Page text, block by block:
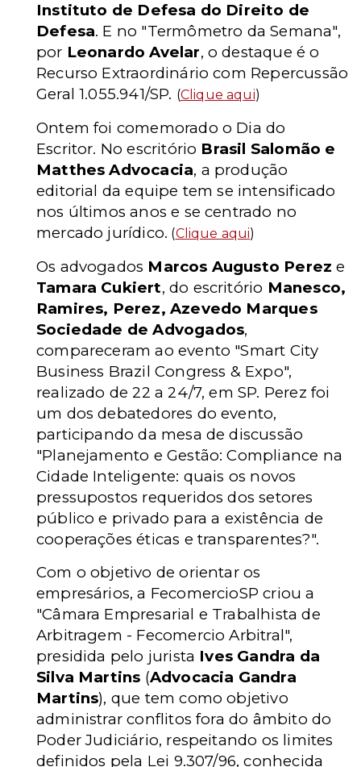
Instituto de Defesa do Direito de
Defesa. E no "Termômetro da Semana",
por Leonardo Avelar, o destaque é o
Recurso Extraordinário com Repercussão
Geral 1.055.941/SP. (Clique aqui)
Ontem foi comemorado o Dia do
Escritor. No escritório Brasil Salomão e
Matthes Advocacia, a produção
editorial da equipe tem se intensificado
nos últimos anos e se centrado no
mercado jurídico. (Clique aqui)
Os advogados Marcos Augusto Pereze
Tamara Cukiert, do escritório Manesco,
Ramires, Perez, Azevedo Marques
Sociedade de Advogados,
compareceram ao evento "Smart City
Business Brazil Congress & Expo",
realizado de 22 a 24/7, em SP. Perez foi
um dos debatedores do evento,
participando da mesa de discussão
"Planejamento e Gestão: Compliance na
Cidade Inteligente: quais os novos
pressupostos requeridos dos setores
público e privado para a existência de
cooperações éticas e transparentes?".
Com o objetivo de orientar os
empresários, a FecomercioSP criou a
"Câmara Empresarial e Trabalhista de
Arbitragem - Fecomercio Arbitral",
presidida pelo jurista Ives Gandra da
Silva Martins (Advocacia Gandra
Martins), que tem como objetivo
administrar conflitos fora do âmbito do
Poder Judiciário, respeitando os limites
definidos pela Lei 9.307/96, conhecida